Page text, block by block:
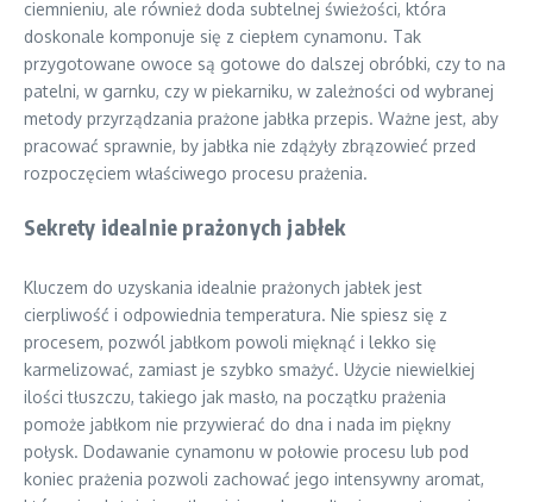
ciemnieniu, ale również doda subtelnej świeżości, która
doskonale komponuje się z ciepłem cynamonu. Tak
przygotowane owoce są gotowe do dalszej obróbki, czy to na
patelni, w garnku, czy w piekarniku, w zależności od wybranej
metody przyrządzania prażone jabłka przepis. Ważne jest, aby
pracować sprawnie, by jabłka nie zdążyły zbrązowieć przed
rozpoczęciem właściwego procesu prażenia.
Sekrety idealnie prażonych jabłek
Kluczem do uzyskania idealnie prażonych jabłek jest
cierpliwość i odpowiednia temperatura. Nie spiesz się z
procesem, pozwól jabłkom powoli mięknąć i lekko się
karmelizować, zamiast je szybko smażyć. Użycie niewielkiej
ilości tłuszczu, takiego jak masło, na początku prażenia
pomoże jabłkom nie przywierać do dna i nada im piękny
połysk. Dodawanie cynamonu w połowie procesu lub pod
koniec prażenia pozwoli zachować jego intensywny aromat,